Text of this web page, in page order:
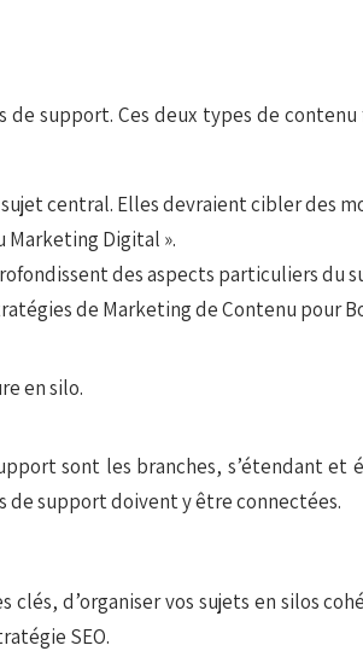
support. Ces deux types de
central. Elles devraient cibler des
Marketing Digital ».
des aspects particuliers du
de Marketing de Contenu pour
sont les branches, s’étendant et
support doivent y être connectées.
d’organiser vos sujets en silos
SEO.